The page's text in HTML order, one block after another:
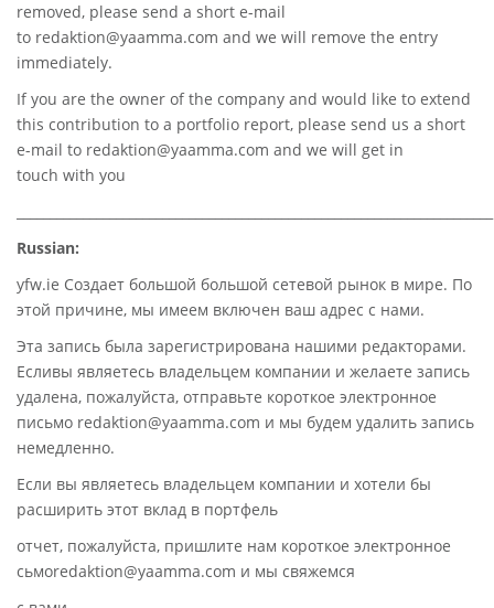
removed, please send a short e-mail
to redaktion@yaamma.com and we will remove the entry
immediately.
If you are the owner of the company and would like to extend
this contribution to a portfolio report, please send us a short
e-mail to redaktion@yaamma.com and we will get in
touch with you
Russian:
yfw.ie Создает большой большой сетевой рынок в мире. По
этой причине, мы имеем включен ваш адрес с нами.
Эта запись была зарегистрирована нашими редакторами.
Есливы являетесь владельцем компании и желаете запись
удалена, пожалуйста, отправьте короткое электронное
письмо redaktion@yaamma.com и мы будем удалить запись
немедленно.
Если вы являетесь владельцем компании и хотели бы
расширить этот вклад в портфель
отчет, пожалуйста, пришлите нам короткое электронное
сьмоredaktion@yaamma.com и мы свяжемся